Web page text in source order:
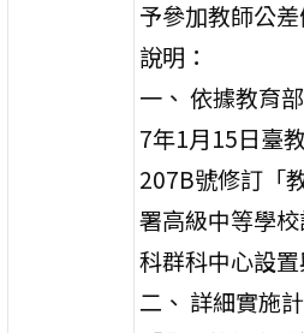
予參加教師公
說明：
一、 依據教育
7年1月15日臺
207B號修訂「
署高級中等學
科群科中心設
二、 詳細實施